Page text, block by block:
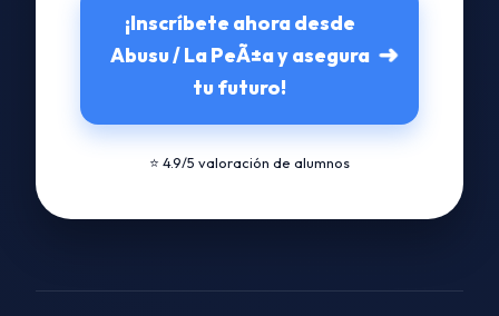
¡Inscríbete ahora desde
Abusu / La PeÃ±a y asegura
tu futuro!
➜
⭐ 4.9/5 valoración de alumnos